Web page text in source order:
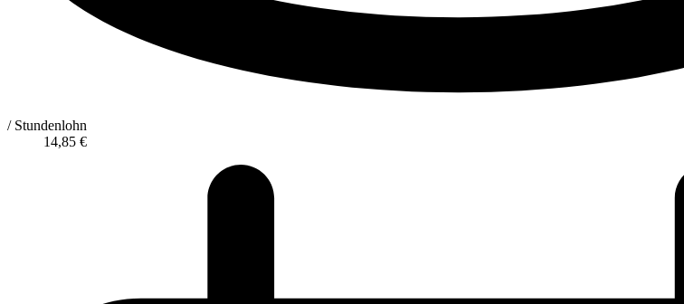
/ Stundenlohn
14,85 €